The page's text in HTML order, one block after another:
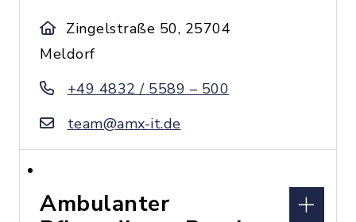
Zingelstraße 50, 25704
Meldorf
+49 4832 / 5589 – 500
team@amx-it.de
Ambulanter